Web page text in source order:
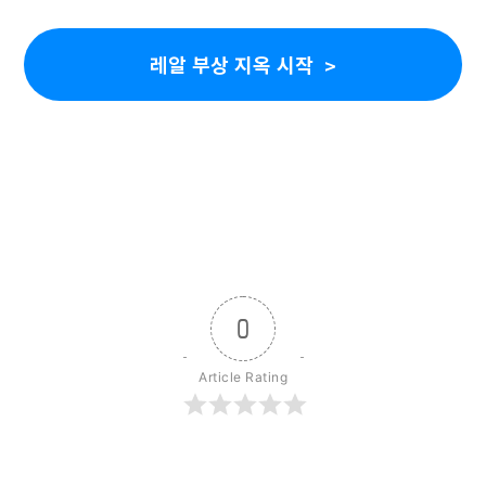
레알 부상 지옥 시작
0
Article Rating